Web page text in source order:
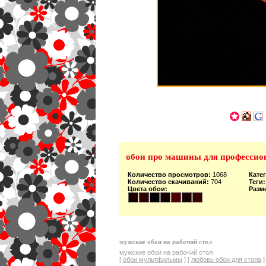
обои про машины для
Количество просмотров: 1068
Количество скачиваний: 704
Цвета обои:
Теги:
мужские обои на рабочий стол
мужские обои на рабочий стол
[ обои мультфильмы ] [ любовь обои для стола ]